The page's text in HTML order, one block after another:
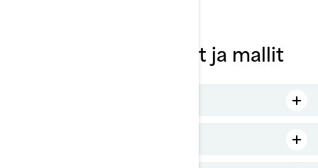
Suositellut kategoriat ja mallit